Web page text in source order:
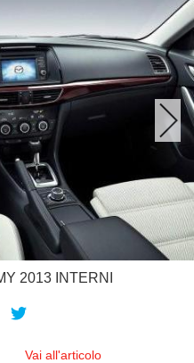
2013 INTERNI
Vai all'articolo